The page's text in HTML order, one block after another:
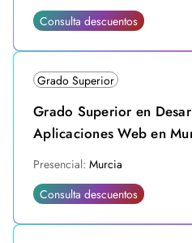
Consulta descuentos
Grado Superior
Grado Superior en
Aplicaciones Web en
Presencial: Murcia
Consulta descuentos